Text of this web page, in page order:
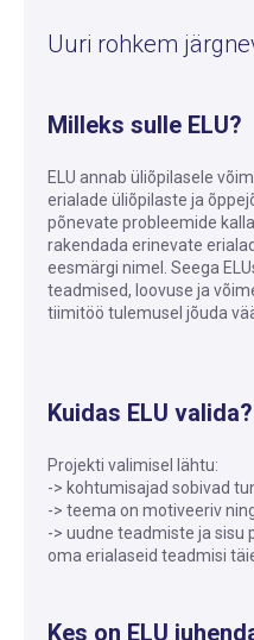
Uuri rohkem
Milleks sulle ELU?
ELU annab üliõpilasele
erialade üliõpilaste ja
põnevate probleemide
rakendada erinevate
eesmärgi nimel. Seega
teadmised, loovuse ja
tiimitöö tulemusel jõuda
Kuidas ELU valida?
Projekti valimisel lähtu:
-> kohtumisajad sobivad
-> teema on motiveeriv
-> uudne teadmiste ja sisu
oma erialaseid teadmisi
Kes on ELU